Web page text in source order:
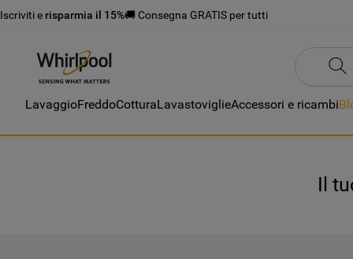
Iscriviti e risparmia il 15%🚚 Consegna GRATIS per tutti
LavaggioFreddoCotturaLavastoviglieAccessori e ricambi
Il